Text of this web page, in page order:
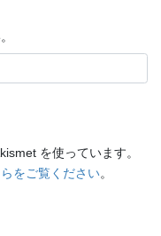
を使っています。
をご覧ください。